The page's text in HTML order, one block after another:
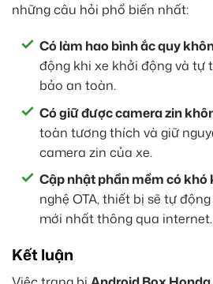
những câu hỏi phổ biến nhất:
Có làm hao bình ắc quy
động khi xe khởi động và tự
bảo an toàn.
Có giữ được camera zin
toàn tương thích và giữ
camera zin của xe.
Cập nhật phần mềm có khó
nghệ OTA, thiết bị sẽ tự
mới nhất thông qua internet.
Kết luận